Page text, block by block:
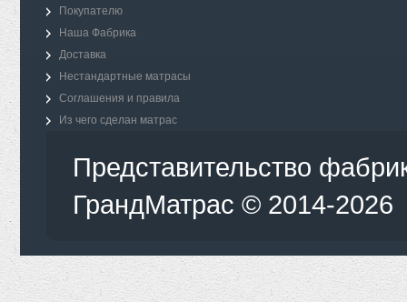
Покупателю
Наша Фабрика
Доставка
Нестандартные матрасы
Соглашения и правила
Из чего сделан матрас
Представительство
ГрандМатрас © 2014-2026